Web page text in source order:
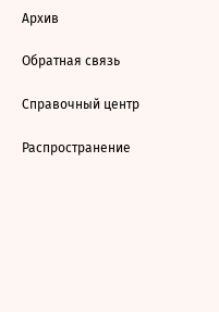
Архив
Обратная связь
Справочный центр
Распространение